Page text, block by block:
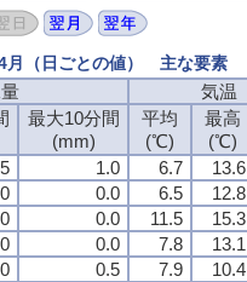
（日ごとの値） 主な要素
気温
最大10分間
(mm)
平均
(℃)
最高
(℃)
1.0 6.7 13.6
0.0 6.5 12.8
0.0 11.5 15.3
0.0 7.8 13.1
0.5 7.9 10.4